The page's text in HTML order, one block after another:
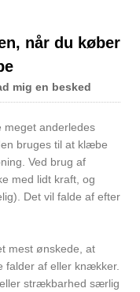
når du køber
mig en besked
meget anderledes
bruges til at klæbe
Ved brug af
med lidt kraft, og
Det vil falde af efter
mest ønskede, at
falder af eller knækker.
strækbarhed særlig